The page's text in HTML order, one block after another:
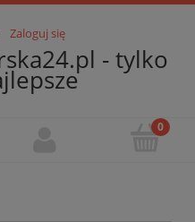
Zaloguj się
- tylko